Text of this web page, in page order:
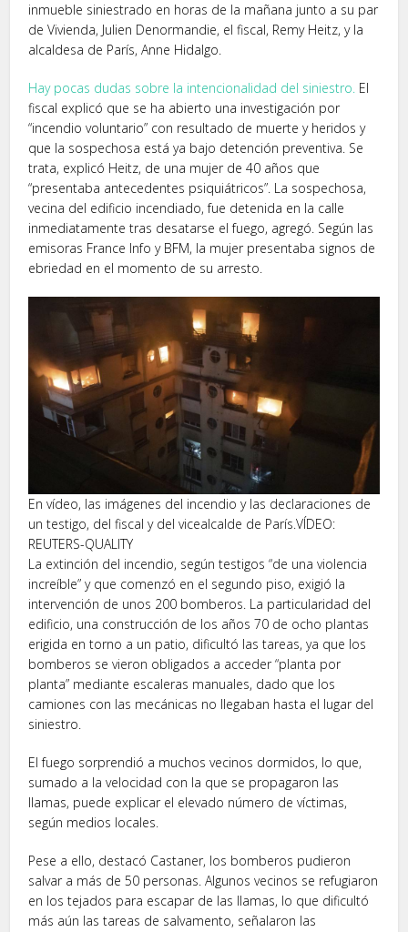
inmueble siniestrado en horas de la mañana junto a su par
de Vivienda, Julien Denormandie, el fiscal, Remy Heitz, y la
alcaldesa de París, Anne Hidalgo.
Hay pocas dudas sobre la intencionalidad del siniestro. El
fiscal explicó que se ha abierto una investigación por
“incendio voluntario” con resultado de muerte y heridos y
que la sospechosa está ya bajo detención preventiva. Se
trata, explicó Heitz, de una mujer de 40 años que
“presentaba antecedentes psiquiátricos”. La sospechosa,
vecina del edificio incendiado, fue detenida en la calle
inmediatamente tras desatarse el fuego, agregó. Según las
emisoras France Info y BFM, la mujer presentaba signos de
ebriedad en el momento de su arresto.
En vídeo, las imágenes del incendio y las declaraciones de
un testigo, del fiscal y del vicealcalde de París.VÍDEO:
REUTERS-QUALITY
La extinción del incendio, según testigos “de una violencia
increíble” y que comenzó en el segundo piso, exigió la
intervención de unos 200 bomberos. La particularidad del
edificio, una construcción de los años 70 de ocho plantas
erigida en torno a un patio, dificultó las tareas, ya que los
bomberos se vieron obligados a acceder “planta por
planta” mediante escaleras manuales, dado que los
camiones con las mecánicas no llegaban hasta el lugar del
siniestro.
El fuego sorprendió a muchos vecinos dormidos, lo que,
sumado a la velocidad con la que se propagaron las
llamas, puede explicar el elevado número de víctimas,
según medios locales.
Pese a ello, destacó Castaner, los bomberos pudieron
salvar a más de 50 personas. Algunos vecinos se refugiaron
en los tejados para escapar de las llamas, lo que dificultó
más aún las tareas de salvamento, señalaron las